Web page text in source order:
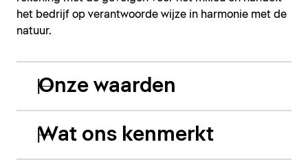
het bedrijf op verantwoorde wijze in harmonie met de
natuur.
Onze waarden
Wat ons kenmerkt